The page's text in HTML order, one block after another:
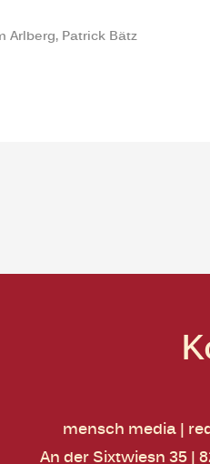
Arlberg, Patrick Bätz
mensch media |
An der Sixtwiesn 35 |